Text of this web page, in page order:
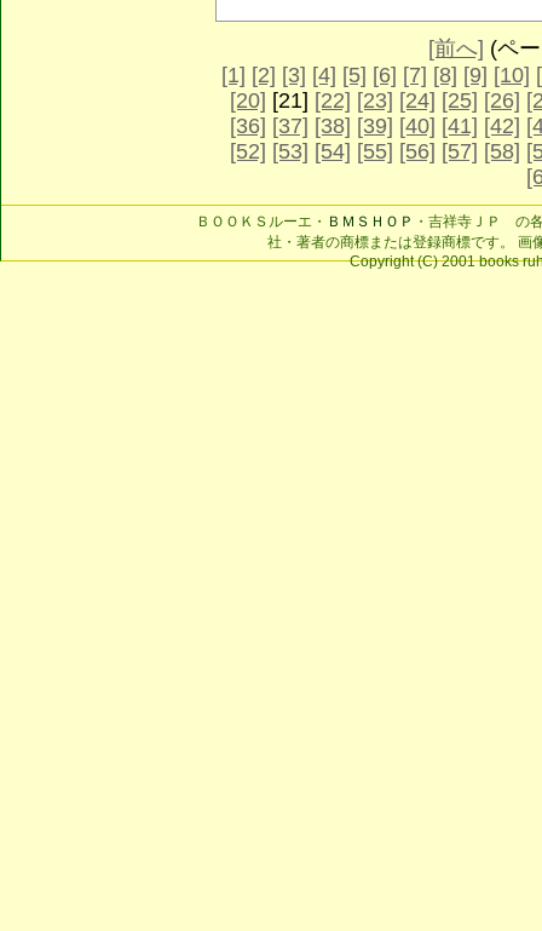
[前へ] (ペ
[1] [2] [3] [4] [5] [6] [7] [8] [9] [10]
[20] [21] [22] [23] [24] [25] [26]
[36] [37] [38] [39] [40] [41] [42]
[52] [53] [54] [55] [56] [57] [58]
ＢＯＯＫＳルーエ・ ＢＭＳＨＯＰ ・吉祥寺ＪＰ の
社・著者の商標または登録商標です。 画
Copyright (C) 2001 books